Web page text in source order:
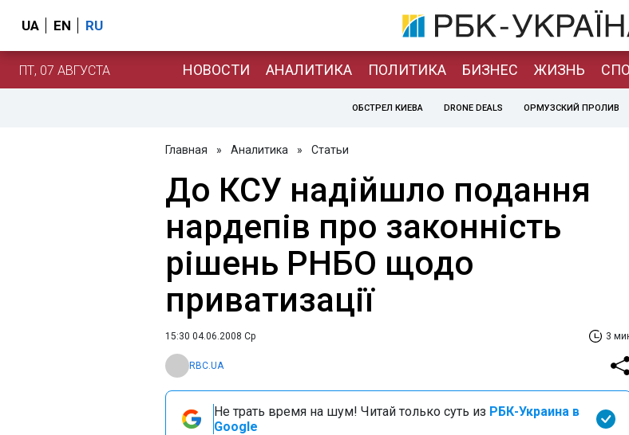
UA EN RU
ПТ, 07 АВГУСТА НОВОСТИ АНАЛИТИКА ПОЛИТИКА БИЗНЕС ЖИЗНЬ
ОБСТРЕЛ КИЕВА DRONE DEALS ОРМУЗСКИЙ ПРОЛИВ
Главная » Аналитика » Статьи
До КСУ надійшло подання
нардепів про законність
рішень РНБО щодо
приватизації
15:30 04.06.2008 Ср 3
RBC.UA
Не трать время на шум! Читай только суть из РБК-Украина в
Google